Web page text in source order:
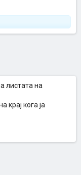
листата на
кога ја